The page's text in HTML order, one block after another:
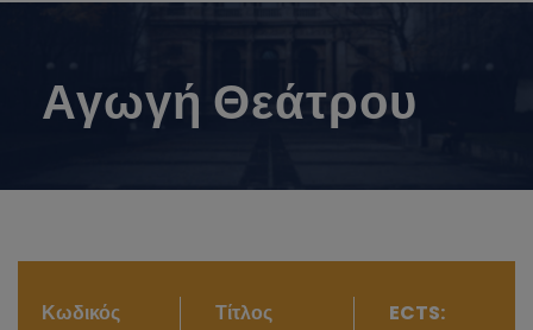
Αγωγή Θεάτρου
Κωδικός
Τίτλος
ECTS: